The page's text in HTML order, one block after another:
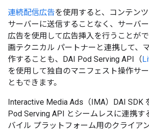
連続配信広告を使用すると、コンテン
サーバーに送信することなく、サーバ
広告を使用して広告挿入を行うことが
画テクニカル パートナーと連携して、
作することも、DAI Pod Serving API（
を使用して独自のマニフェスト操作サ
ともできます。
Interactive Media Ads（IMA）DAI SDK
Pod Serving API とシームレスに連携す
バイル プラットフォーム用のクライア